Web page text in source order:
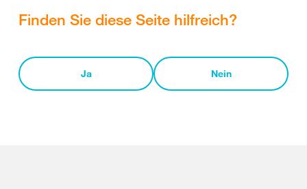
Finden Sie diese Seite hilfreich?
Ja Nein